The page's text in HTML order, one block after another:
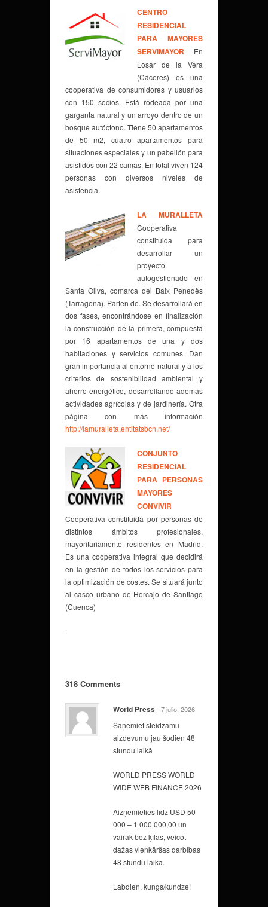
CENTRO
RESIDENCIAL
PARA MAYORES
SERVIMAYOR En
Losar de la Vera
(Cáceres) es una
cooperativa de consumidores y usuarios
con 150 socios. Está rodeada por una
garganta natural y un arroyo dentro de un
bosque autóctono. Tiene 50 apartamentos
de 50 m2, cuatro apartamentos para
situaciones especiales y un pabellón para
asistidos con 22 camas. En total viven 124
personas con diversos niveles de
asistencia.
LA MURALLETA
Cooperativa
constituida para
desarrollar un
proyecto
autogestionado en
Santa Oliva, comarca del Baix Penedès
(Tarragona). Parten de. Se desarrollará en
dos fases, encontrándose en finalización
la construcción de la primera, compuesta
por 16 apartamentos de una y dos
habitaciones y servicios comunes. Dan
gran importancia al entorno natural y a los
criterios de sostenibilidad ambiental y
ahorro energético, desarrollando además
actividades agrícolas y de jardinería. Otra
página con más información
http://lamuralleta.entitatsbcn.net/
CONJUNTO
RESIDENCIAL
PARA PERSONAS
MAYORES
CONVIVIR
Cooperativa constituida por personas de
distintos ámbitos profesionales,
mayoritariamente residentes en Madrid.
Es una cooperativa integral que decidirá
en la gestión de todos los servicios para
la optimización de costes. Se situará junto
al casco urbano de Horcajo de Santiago
(Cuenca)
.
318 Comments
World Press - 7 julio, 2026
Saņemiet steidzamu
aizdevumu jau šodien 48
stundu laikā
WORLD PRESS WORLD
WIDE WEB FINANCE 2026
Aizņemieties līdz USD 50
000 – 1 000 000,00 un
vairāk bez ķīlas, veicot
dažas vienkāršas darbības
48 stundu laikā.
Labdien, kungs/kundze!